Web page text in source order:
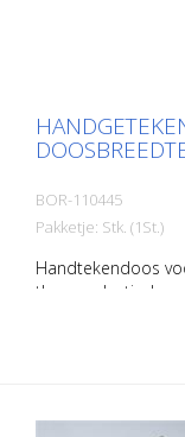
BOR-110445
Pakketje: Stk. (1St.)
Handtekendoos
thermoplastische
materialen.